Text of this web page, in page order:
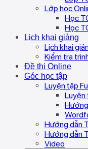
Lớp học
Học
Học
Lịch khai giảng
Lịch khai
Kiểm tra
Đề thi Online
Góc học tập
Luyện tập
Luyện
Hướng dẫn
Hướng dẫn
Video